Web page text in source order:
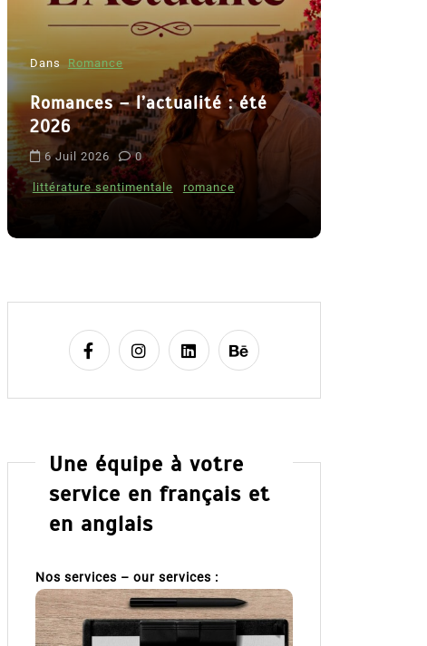
Dans Romance
Romances – l’actualité : été
2026
6 Juil 2026 0
littérature sentimentale romance
Une équipe à votre
service en français et
en anglais
Nos services – our services :